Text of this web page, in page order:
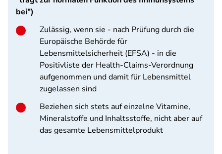
bei")
Zulässig, wenn sie - nach Prüfung durch die
Europäische Behörde für
Lebensmittelsicherheit (EFSA) - in die
Positivliste der Health-Claims-Verordnung
aufgenommen und damit für Lebensmittel
zugelassen sind
Beziehen sich stets auf einzelne Vitamine,
Mineralstoffe und Inhaltsstoffe, nicht aber auf
das gesamte Lebensmittelprodukt